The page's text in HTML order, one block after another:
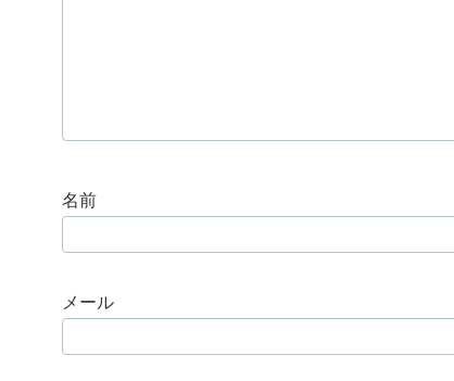
名前
メール